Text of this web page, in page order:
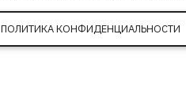
ПОЛИТИКА КОНФИДЕНЦИАЛЬНОСТИ